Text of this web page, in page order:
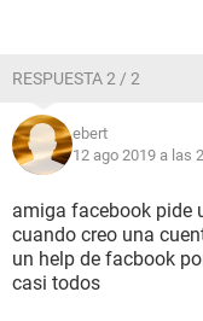
RESPUESTA 2 / 2
ebert
12 ago 2019 a las
amiga facebook pide
cuando creo una
un help de facbook
casi todos